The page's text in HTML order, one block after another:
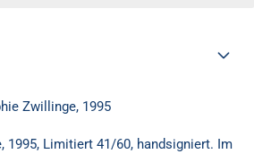
Zwillinge, 1995
1995, Limitiert 41/60, handsigniert. Im